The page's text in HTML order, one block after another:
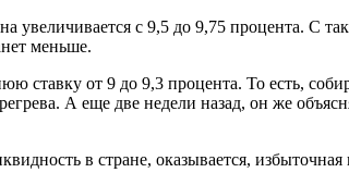
увеличивается с 9,5 до 9,75 процента. С
меньше.
ставку от 9 до 9,3 процента. То есть,
А еще две недели назад, он же
в стране, оказывается,